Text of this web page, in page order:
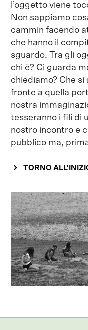
l’oggetto viene
Non sappiamo
cammin facendo
che hanno il
sguardo. Tra gli
chi è? Ci guarda
chiediamo? Che si
fronte a quella
nostra
tesseranno i fili di
nostro incontro e
pubblico ma,
TORNO